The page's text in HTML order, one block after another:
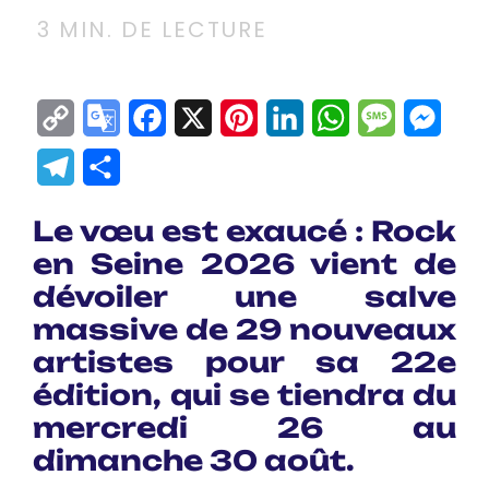
3 MIN. DE LECTURE
Copy
Link
GoogleFacebook
X Pinterest
LinkedInWhatsApp
Telegram
Le vœu est exaucé : Rock
en Seine 2026 vient de
dévoiler une salve
massive de 29 nouveaux
artistes pour sa 22e
édition, qui se tiendra du
mercredi 26 au
dimanche 30 août.